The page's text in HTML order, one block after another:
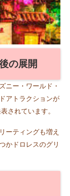
の展開
ニー・ワールド・
アトラクションが
されています。
ーティングも増え
かドロレスのグリ